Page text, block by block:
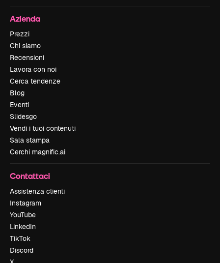
Azienda
Prezzi
Chi siamo
Recensioni
Lavora con noi
Cerca tendenze
Blog
Eventi
Slidesgo
Vendi i tuoi contenuti
Sala stampa
Cerchi magnific.ai
Contattaci
Assistenza clienti
Instagram
YouTube
LinkedIn
TikTok
Discord